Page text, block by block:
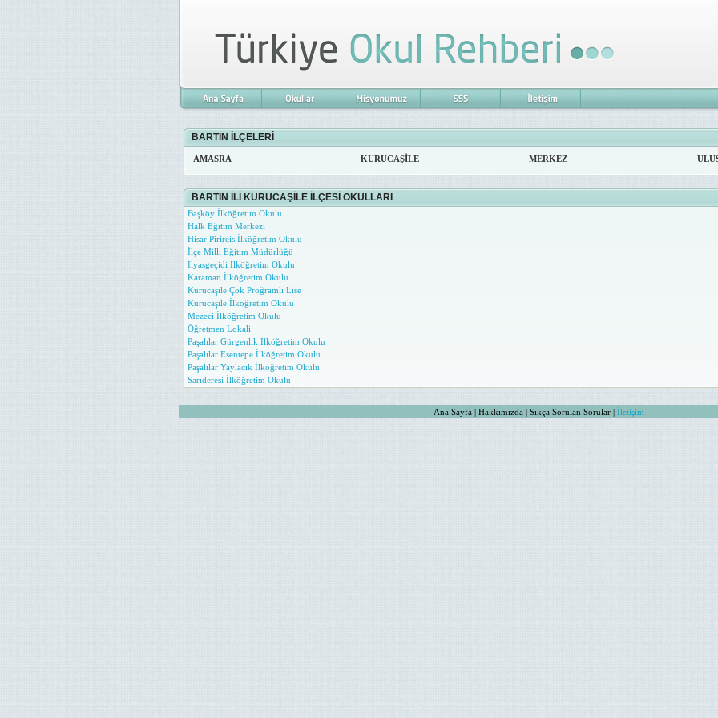
BARTIN İLÇELERİ
AMASRA KURUCAŞİLE MERKEZ
BARTIN İLİ KURUCAŞİLE İLÇESİ OKULLARI
Başköy İlköğretim Okulu
Halk Eğitim Merkezi
Hisar Pirireis İlköğretim Okulu
İlçe Milli Eğitim Müdürlüğü
İlyasgeçidi İlköğretim Okulu
Karaman İlköğretim Okulu
Kurucaşile Çok Proğramlı Lise
Kurucaşile İlköğretim Okulu
Mezeci İlköğretim Okulu
Öğretmen Lokali
Paşalılar Gürgenlik İlköğretim Okulu
Paşalılar Esentepe İlköğretim Okulu
Paşalılar Yaylacık İlköğretim Okulu
Sarıderesi İlköğretim Okulu
Ana Sayfa | Hakkımızda | Sıkça Sorulan Sorular | İletişim